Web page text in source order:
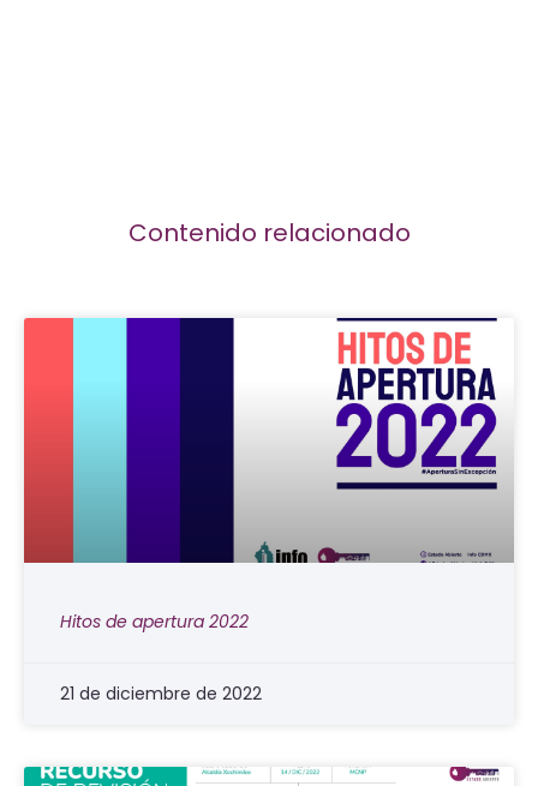
Contenido relacionado
Hitos de apertura 2022
21 de diciembre de 2022